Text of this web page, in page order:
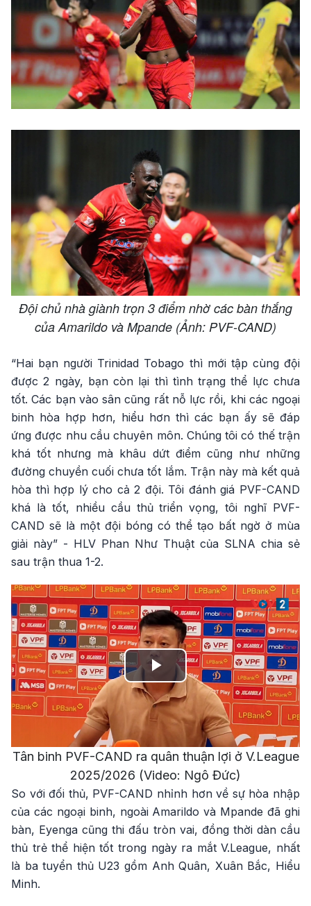
Đội chủ nhà giành trọn 3 điểm nhờ các bàn thắng
của Amarildo và Mpande (Ảnh: PVF-CAND)
“Hai bạn người Trinidad Tobago thì mới tập cùng đội
được 2 ngày, bạn còn lại thì tình trạng thể lực chưa
tốt. Các bạn vào sân cũng rất nỗ lực rồi, khi các ngoại
binh hòa hợp hơn, hiểu hơn thì các bạn ấy sẽ đáp
ứng được nhu cầu chuyên môn. Chúng tôi có thế trận
khá tốt nhưng mà khâu dứt điểm cũng như những
đường chuyền cuối chưa tốt lắm. Trận này mà kết quả
hòa thì hợp lý cho cả 2 đội. Tôi đánh giá PVF-CAND
khá là tốt, nhiều cầu thủ triển vọng, tôi nghĩ PVF-
CAND sẽ là một đội bóng có thể tạo bất ngờ ở mùa
giải này” - HLV Phan Như Thuật của SLNA chia sẻ
sau trận thua 1-2.
Play
Video
Tân binh PVF-CAND ra quân thuận lợi ở V.League
2025/2026 (Video: Ngô Đức)
So với đối thủ, PVF-CAND nhỉnh hơn về sự hòa nhập
của các ngoại binh, ngoài Amarildo và Mpande đã ghi
bàn, Eyenga cũng thi đấu tròn vai, đồng thời dàn cầu
thủ trẻ thể hiện tốt trong ngày ra mắt V.League, nhất
là ba tuyển thủ U23 gồm Anh Quân, Xuân Bắc, Hiểu
Minh.